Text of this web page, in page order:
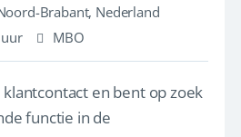
Brabant, Nederland
MBO
klantcontact en bent op zoek
functie in de